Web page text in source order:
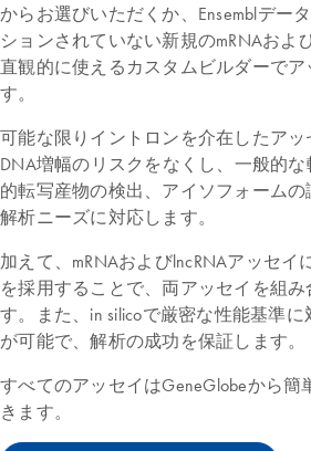
からお選びいただくか、Ensemblデー
ションされていない新規のmRNAおよ
直観的に使えるカスタムビルダーでア
す。
可能な限りイントロンを介在したア
DNA増幅のリスクをなくし、一般的
的転写産物の検出、アイソフォーム
解析ニーズに対応します。
加えて、mRNAおよびlncRNAアッセ
を採用することで、両アッセイを組み
す。また、in silicoで厳密な性能基準
が可能で、解析の成功を保証します。
すべてのアッセイはGeneGlobeから
きます。